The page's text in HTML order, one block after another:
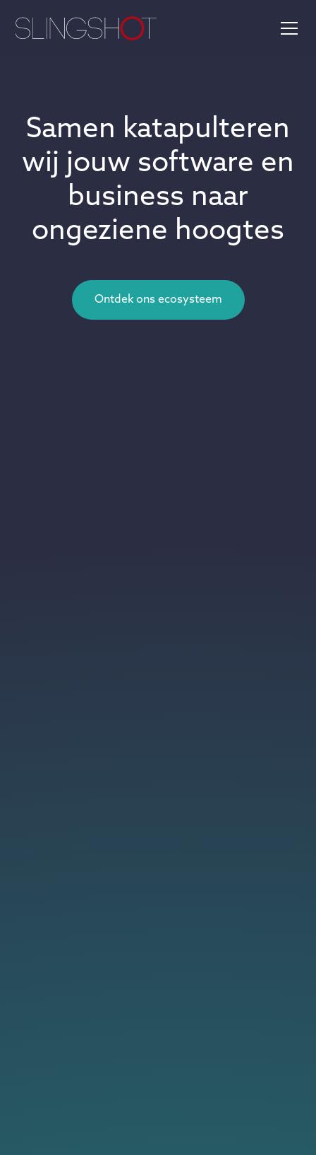
Samen katapulteren
wij jouw software en
business naar
ongeziene hoogtes
Ontdek ons ecosysteem